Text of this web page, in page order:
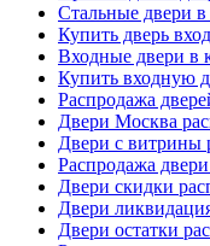
Стальные двери в
Купить дверь
Входные двери в
Купить входную
Распродажа
Двери Москва
Двери с витрины
Распродажа
Двери скидки
Двери
Двери остатки